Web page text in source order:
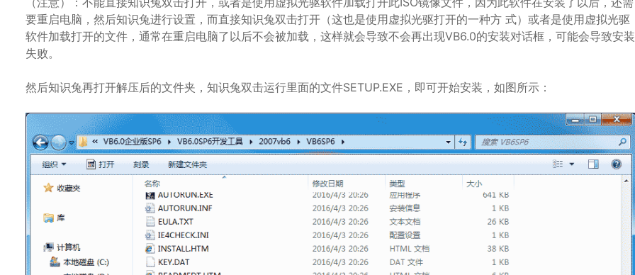
要重启电脑，然后知识兔进行设置，而直接知识兔双击打开（这也是使用虚拟光驱打开的一种方 式）或者是使用虚拟光驱
软件加载打开的文件，通常在重启电脑了以后不会被加载，这样就会导致不会再出现VB6.0的安装对话框，可能会导致安装
失败。
然后知识兔再打开解压后的文件夹，知识兔双击运行里面的文件SETUP.EXE，即可开始安装，如图所示：